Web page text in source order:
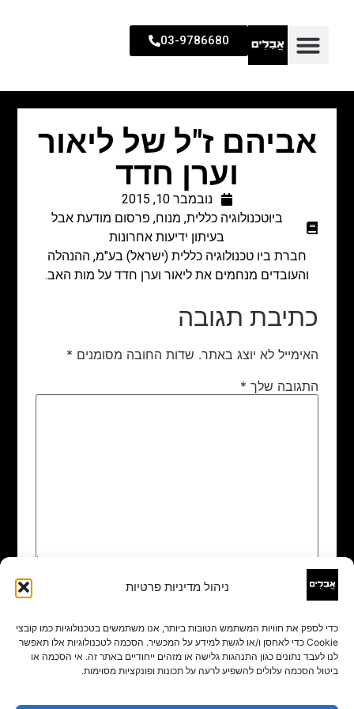
ניהול מדיניות פרטיות
כדי לספק את חוויות המשתמש הטובות ביותר, אנו משתמשים בטכנולוגיות כמו קובצי
Cookie כדי לאחסן ו/או לגשת למידע על המכשיר. הסכמה לטכנולוגיות אלו תאפשר
לנו לעבד נתונים כגון התנהגות גלישה או מזהים ייחודיים באתר זה. אי הסכמה או
ביטול הסכמה עלולים להשפיע לרעה על תכונות ופונקציות מסוימות.
03-9786680
אביהם ז"ל של ליאור
וערן חדד
נובמבר 10, 2015
ביוטכנולוגיה כללית, מנוח, פרסום מודעת אבל
בעיתון ידיעות אחרונות
חברת ביו טכנולוגיה כללית (ישראל) בע"מ, ההנהלה
והעובדים מנחמים את ליאור וערן חדד על מות האב.
כתיבת תגובה
האימייל לא יוצג באתר. שדות החובה מסומנים *
התגובה שלך *
שם
אימייל*